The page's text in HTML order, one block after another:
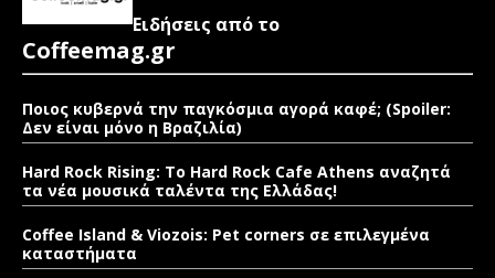
Ειδήσεις από το
Coffeemag.gr
Ποιος κυβερνά την παγκόσμια αγορά καφέ; (Spoiler:
Δεν είναι μόνο η Βραζιλία)
Hard Rock Rising: Το Hard Rock Cafe Athens αναζητά
τα νέα μουσικά ταλέντα της Ελλάδας!
Coffee Island & Viozois: Pet corners σε επιλεγμένα
καταστήματα